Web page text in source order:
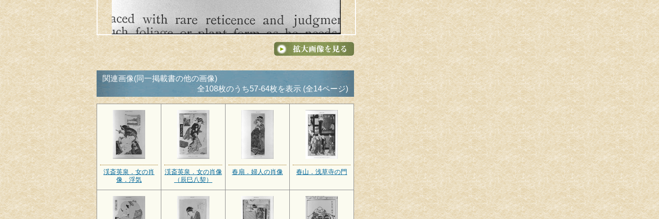
関連画像(同一掲載書の他の画像)
全108枚のうち57-64枚を表示 (全14ページ)
渓斎英泉．女の肖
像．浮気
渓斎英泉．女の肖像
（辰巳八契）
春扇．婦人の肖像 春山．浅草寺の門